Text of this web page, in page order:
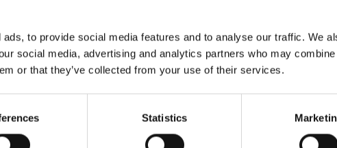
to provide social media features and to analyse our traffic. We
social media, advertising and analytics partners who may
or that they’ve collected from your use of their services.
Statistics